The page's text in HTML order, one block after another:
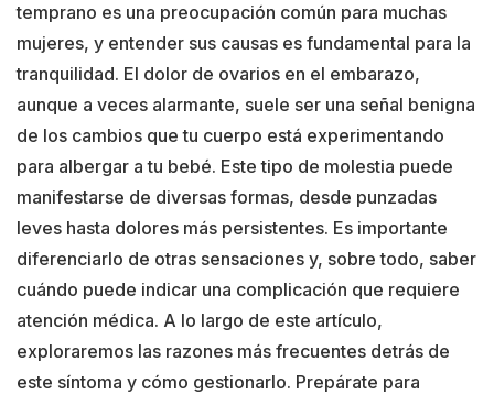
temprano es una preocupación común para muchas
mujeres, y entender sus causas es fundamental para la
tranquilidad. El dolor de ovarios en el embarazo,
aunque a veces alarmante, suele ser una señal benigna
de los cambios que tu cuerpo está experimentando
para albergar a tu bebé. Este tipo de molestia puede
manifestarse de diversas formas, desde punzadas
leves hasta dolores más persistentes. Es importante
diferenciarlo de otras sensaciones y, sobre todo, saber
cuándo puede indicar una complicación que requiere
atención médica. A lo largo de este artículo,
exploraremos las razones más frecuentes detrás de
este síntoma y cómo gestionarlo. Prepárate para